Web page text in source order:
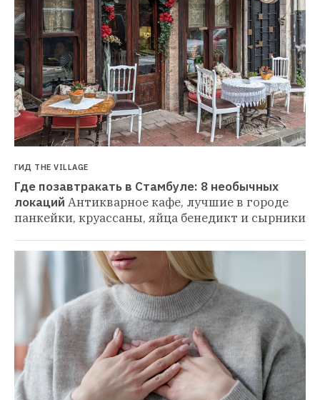
ГИД THE VILLAGE
Где позавтракать в Стамбуле: 8 необычных
локаций Антикварное кафе, лучшие в городе
панкейки, круассаны, яйца бенедикт и сырники